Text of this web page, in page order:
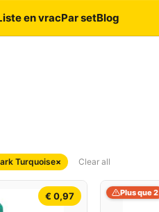
en vracPar setBlog
Turquoise× Clear all
€ 0,97 Plus que 2